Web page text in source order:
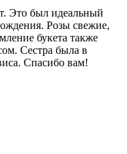
Это был идеальный
Розы свежие,
букета также
Сестра была в
Спасибо вам!